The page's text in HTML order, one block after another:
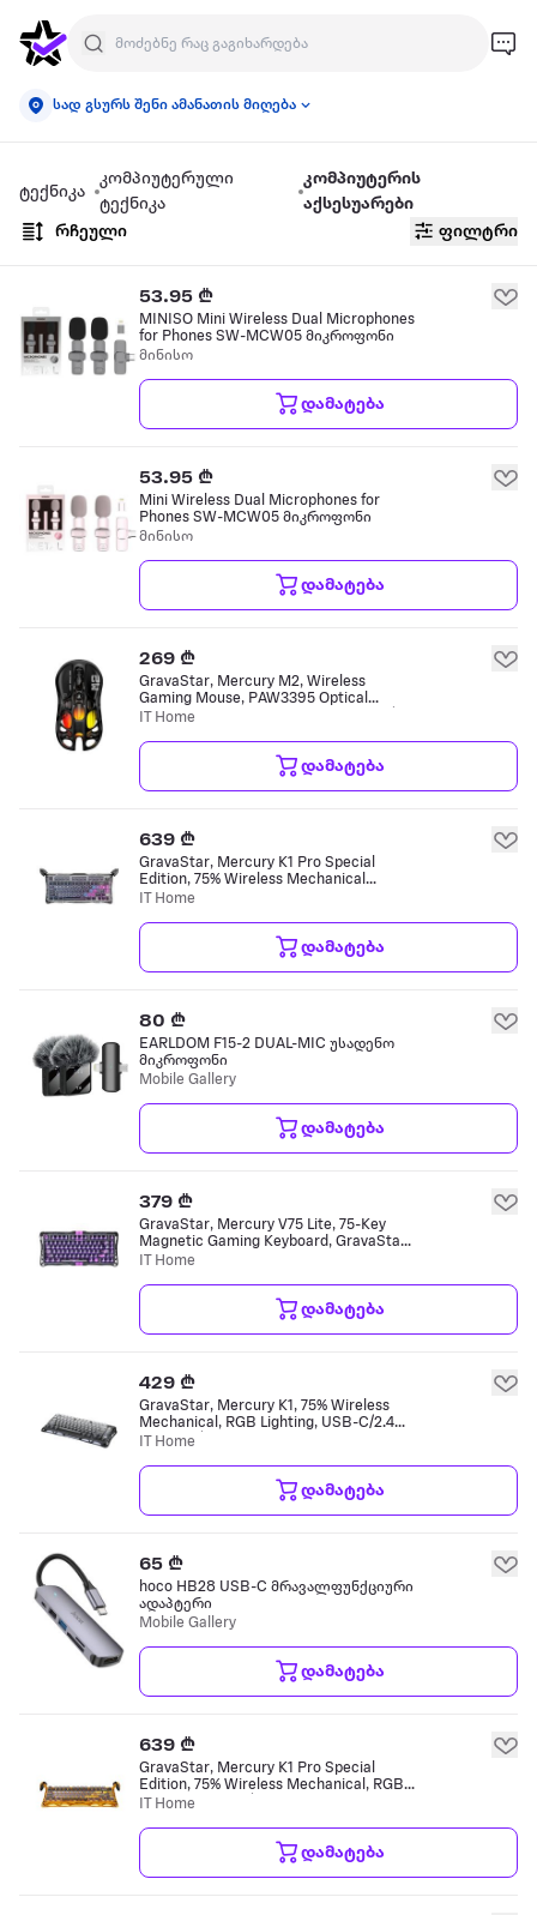
სად გსურს შენი ამანათის მიღება
ტექნიკა
კომპიუტერული
ტექნიკა
კომპიუტერის
აქსესუარები
რჩეული
ფილტრი
53.95 ₾
MINISO Mini Wireless Dual Microphones
for Phones SW-MCW05 მიკროფონი
მინისო
დამატება
53.95 ₾
Mini Wireless Dual Microphones for
Phones SW-MCW05 მიკროფონი
მინისო
დამატება
269 ₾
GravaStar, Mercury M2, Wireless
Gaming Mouse, PAW3395 Optical
Sensor, Up to 26000 DPI, Bluetooth /
IT Home
დამატება
639 ₾
GravaStar, Mercury K1 Pro Special
Edition, 75% Wireless Mechanical
Gaming Keyboard, GravaStar × Kailh
კლავიატურა
IT Home
დამატება
80 ₾
EARLDOM F15-2 DUAL-MIC უსადენო
მიკროფონი
Mobile Gallery
დამატება
379 ₾
GravaStar, Mercury V75 Lite, 75-Key
Magnetic Gaming Keyboard, GravaStar
Blackcore Hall-Effect Switches, USB-A
კლავიატურა
IT Home
დამატება
429 ₾
GravaStar, Mercury K1, 75% Wireless
Mechanical, RGB Lighting, USB-C/2.4G
Wireless/Bluetooth, Model: GSK1_GBLK,
IT Home
დამატება
65 ₾
hoco HB28 USB-C მრავალფუნქციური
ადაპტერი
Mobile Gallery
დამატება
639 ₾
GravaStar, Mercury K1 Pro Special
Edition, 75% Wireless Mechanical, RGB
Lighting, USB-C/2.4G
IT Home
დამატება